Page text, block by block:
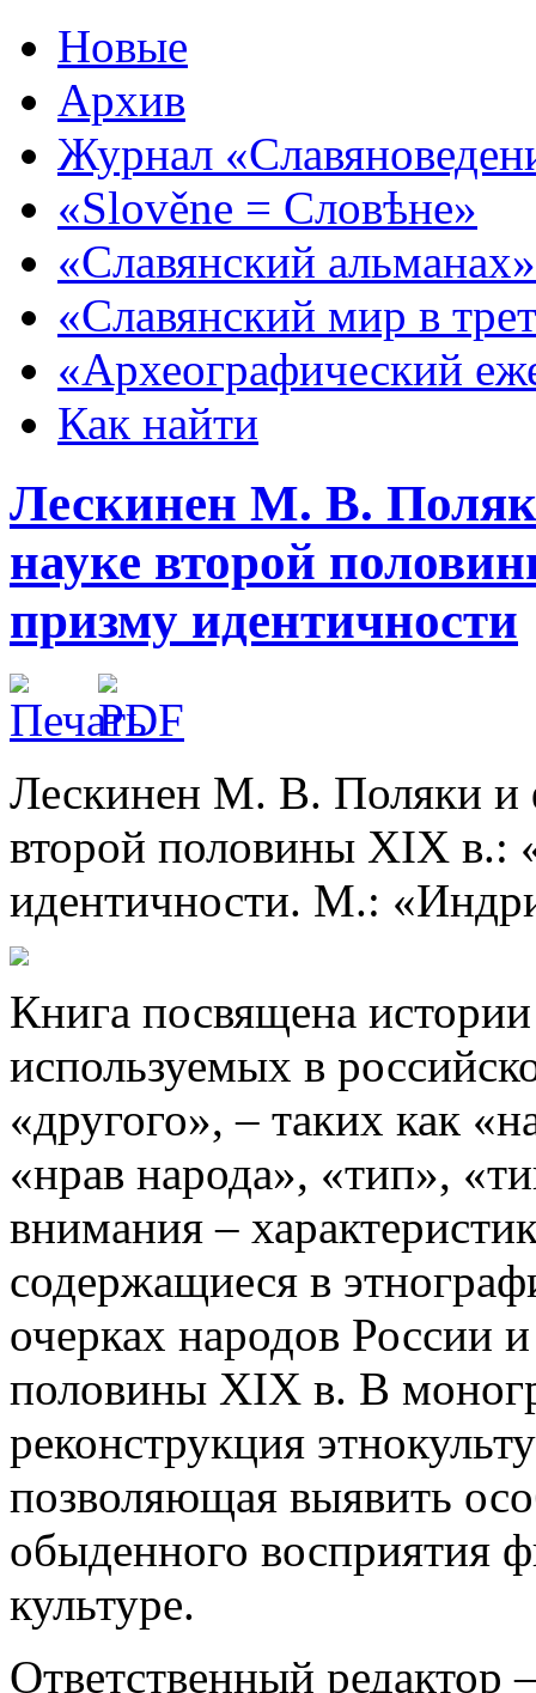
Новые
Архив
Журнал
«Slověne = Словѣне»
«Славянский альманах»
«Славянский мир в
«Археографический
Как найти
Лескинен М. В.
науке второй
призму идентичности
Лескинен М. В. Поляки и
второй половины XIX в.:
идентичности. М.:
Книга посвящена
используемых в
«другого», – таких как
«нрав народа», «тип»,
внимания –
содержащиеся в
очерках народов России
половины XIX в. В
реконструкция
позволяющая выявить
обыденного восприятия
культуре.
Ответственный редактор